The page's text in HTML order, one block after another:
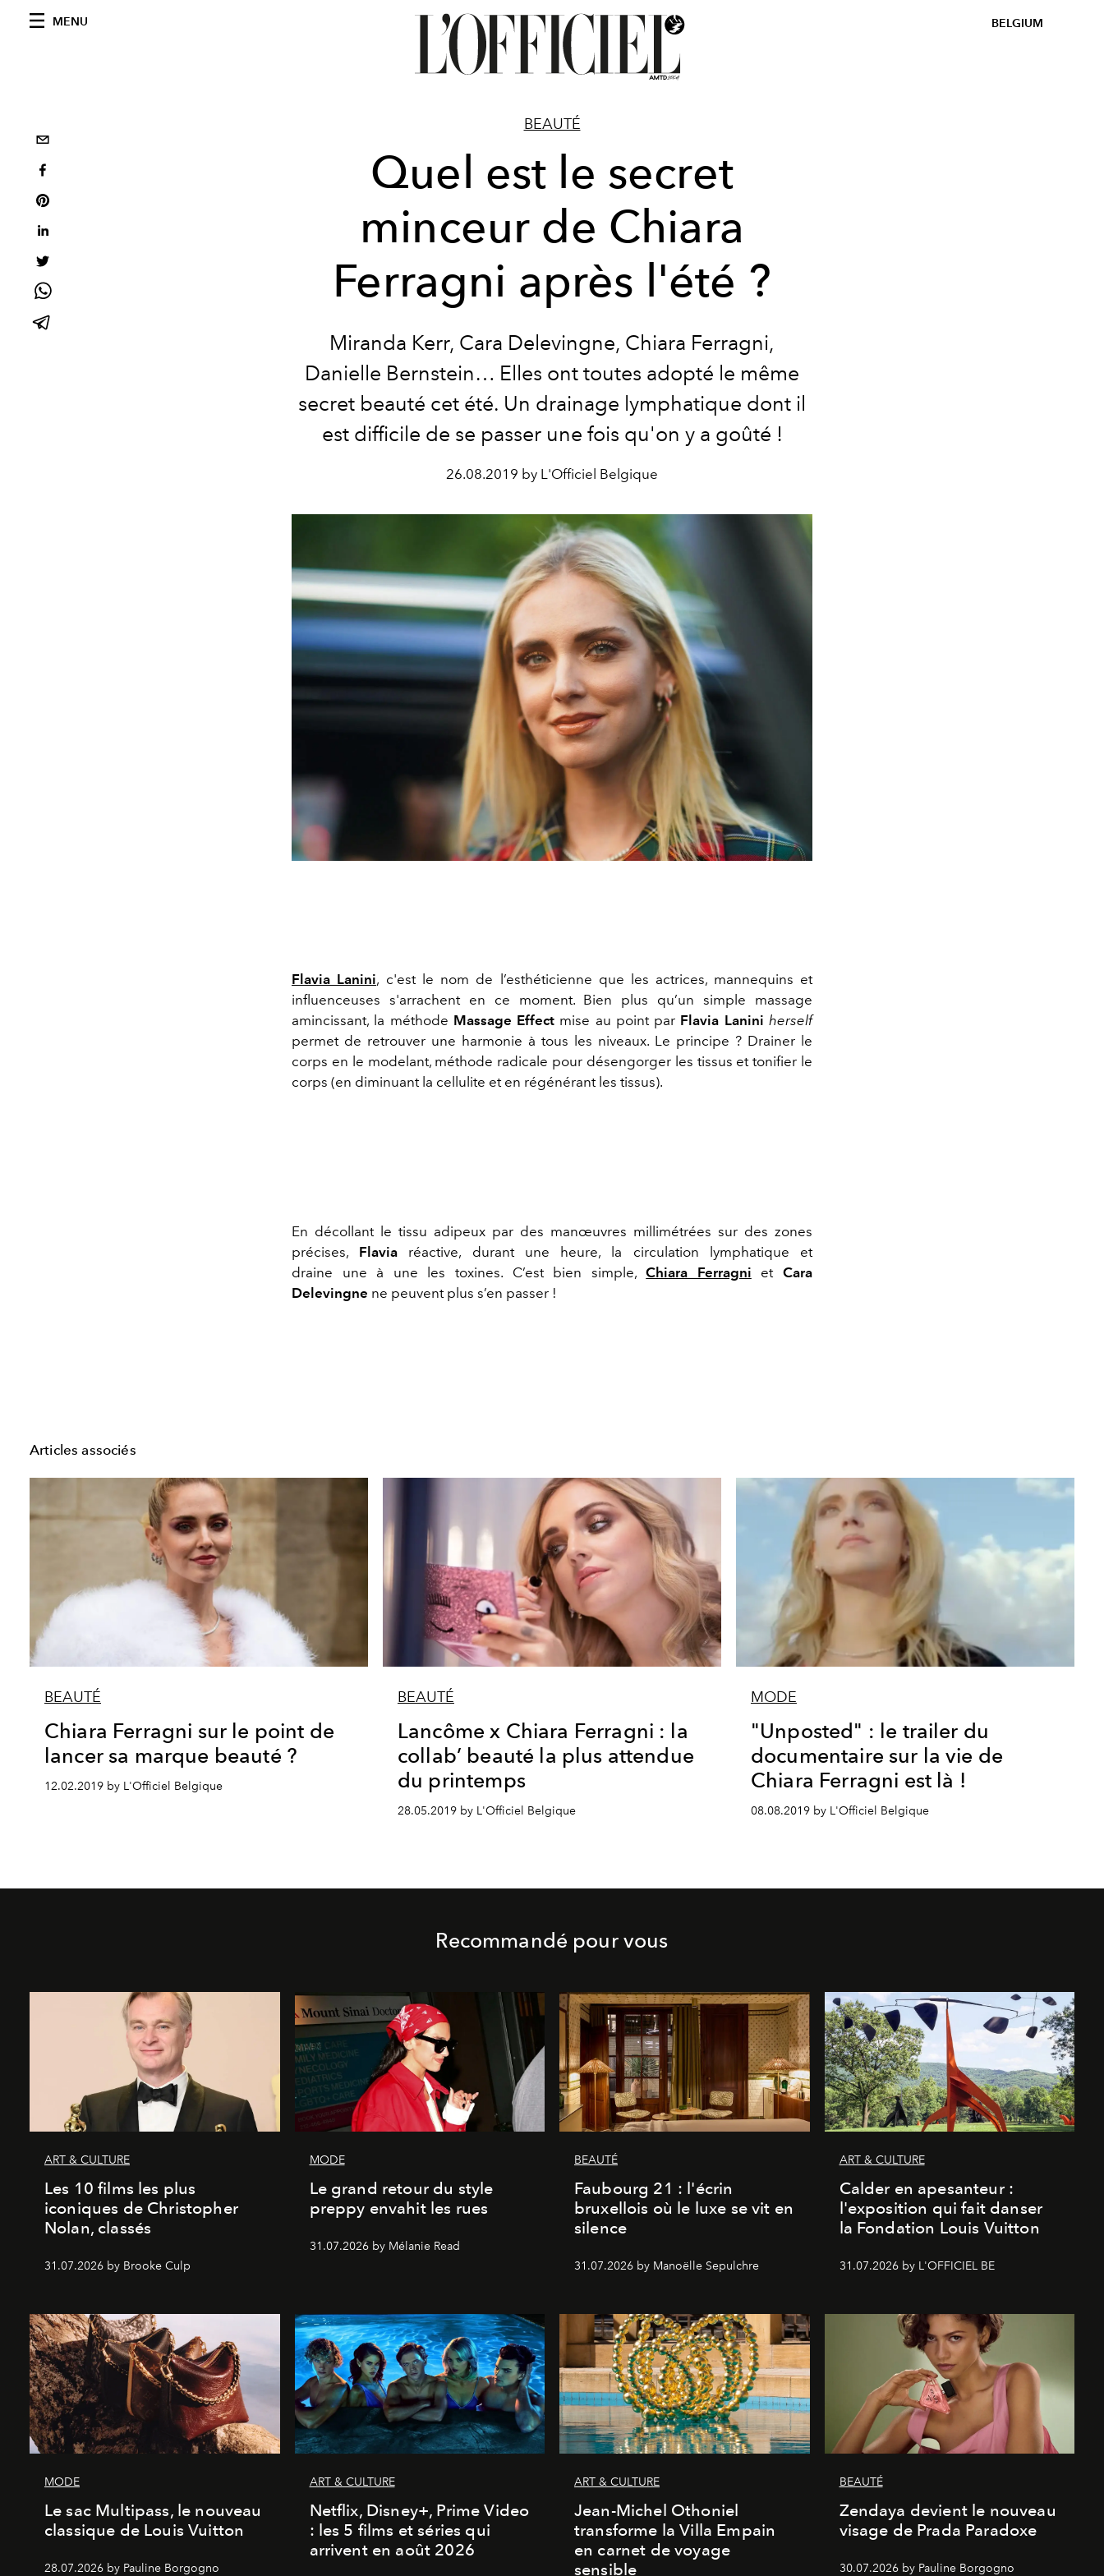
MENU BELGIUM
BEAUTÉ
Quel est le secret
minceur de Chiara
Ferragni après l'été ?
Miranda Kerr, Cara Delevingne, Chiara Ferragni,
Danielle Bernstein… Elles ont toutes adopté le même
secret beauté cet été. Un drainage lymphatique dont il
est difficile de se passer une fois qu'on y a goûté !
26.08.2019 by L'Officiel Belgique
Flavia Lanini, c'est le nom de l’esthéticienne que les actrices, mannequins et
influenceuses s'arrachent en ce moment. Bien plus qu’un simple massage
amincissant, la méthode Massage Effect mise au point par Flavia Lanini herself
permet de retrouver une harmonie à tous les niveaux. Le principe ? Drainer le
corps en le modelant, méthode radicale pour désengorger les tissus et tonifier le
corps (en diminuant la cellulite et en régénérant les tissus).
En décollant le tissu adipeux par des manœuvres millimétrées sur des zones
précises, Flavia réactive, durant une heure, la circulation lymphatique et
draine une à une les toxines. C’est bien simple,Chiara Ferragni etCara
Delevingne ne peuvent plus s’en passer !
Articles associés
BEAUTÉ
Chiara Ferragni sur le point de
lancer sa marque beauté ?
12.02.2019 by L'Officiel Belgique
BEAUTÉ
Lancôme x Chiara Ferragni : la
collab’ beauté la plus attendue
du printemps
28.05.2019 by L'Officiel Belgique
MODE
"Unposted" : le trailer du
documentaire sur la vie de
Chiara Ferragni est là !
08.08.2019 by L'Officiel Belgique
Recommandé pour vous
ART & CULTURE
Les 10 films les plus
iconiques de Christopher
Nolan, classés
31.07.2026 by Brooke Culp
MODE
Le grand retour du style
preppy envahit les rues
31.07.2026 by Mélanie Read
BEAUTÉ
Faubourg 21 : l'écrin
bruxellois où le luxe se vit en
silence
31.07.2026 by Manoëlle Sepulchre
ART & CULTURE
Calder en apesanteur :
l'exposition qui fait danser
la Fondation Louis Vuitton
31.07.2026 by L'OFFICIEL BE
MODE
Le sac Multipass, le nouveau
classique de Louis Vuitton
28.07.2026 by Pauline Borgogno
ART & CULTURE
Netflix, Disney+, Prime Video
: les 5 films et séries qui
arrivent en août 2026
ART & CULTURE
Jean-Michel Othoniel
transforme la Villa Empain
en carnet de voyage
sensible
BEAUTÉ
Zendaya devient le nouveau
visage de Prada Paradoxe
30.07.2026 by Pauline Borgogno